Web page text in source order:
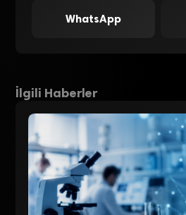
WhatsApp
İlgili Haberler